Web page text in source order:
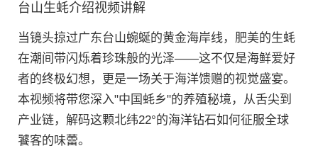
台山生蚝介绍视频讲解
当镜头掠过广东台山蜿蜒的黄金海岸线，肥美的生蚝
在潮间带闪烁着珍珠般的光泽——这不仅是海鲜爱好
者的终极幻想，更是一场关于海洋馈赠的视觉盛宴。
本视频将带您深入"中国蚝乡"的养殖秘境，从舌尖到
产业链，解码这颗北纬22°的海洋钻石如何征服全球
饕客的味蕾。